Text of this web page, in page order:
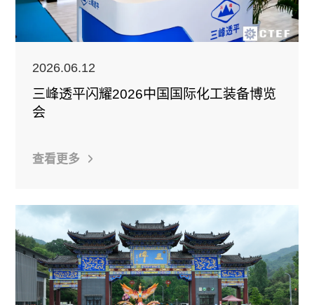
2026.06.12
三峰透平闪耀2026中国国际化工装备博览
会
查看更多